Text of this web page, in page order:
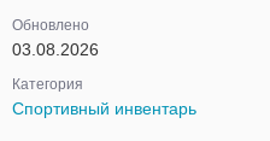
Обновлено
03.08.2026
Категория
Спортивный инвентарь